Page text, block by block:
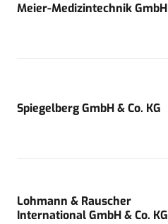
Meier-Medizintechnik GmbH
Spiegelberg GmbH & Co. KG
Lohmann & Rauscher
International GmbH & Co. KG